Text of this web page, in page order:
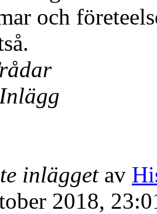
och
Inlägg
inläggetav
2018,